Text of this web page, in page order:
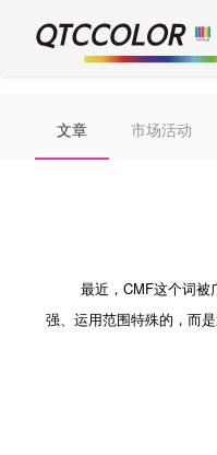
文章 市场活动
最近，CMF这个词被广
强、运用范围特殊的，而